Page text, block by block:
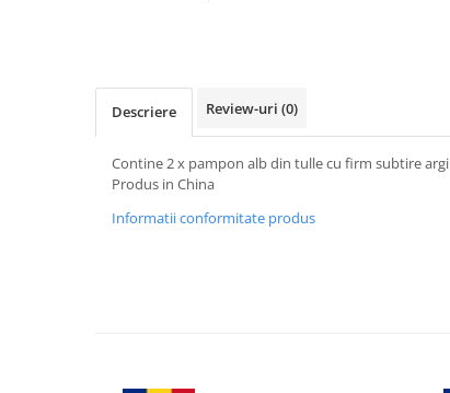
Descriere Review-uri (0)
Contine 2 x pampon alb din tulle cu firm subtire
Produs in China
Informatii conformitate produs